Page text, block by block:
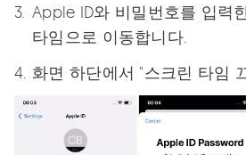
Apple ID와 비밀번호를 입력
타임으로 이동합니다.
화면 하단에서 "스크린 타임